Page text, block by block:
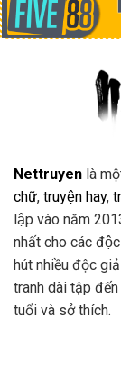
Nettruyen là
chữ, truyện hay,
lập vào năm
nhất cho các
hút nhiều độc
tranh dài tập
tuổi và sở thích.